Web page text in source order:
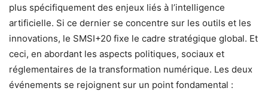
plus spécifiquement des enjeux liés à l’intelligence
artificielle. Si ce dernier se concentre sur les outils et les
innovations, le SMSI+20 fixe le cadre stratégique global. Et
ceci, en abordant les aspects politiques, sociaux et
réglementaires de la transformation numérique. Les deux
événements se rejoignent sur un point fondamental :